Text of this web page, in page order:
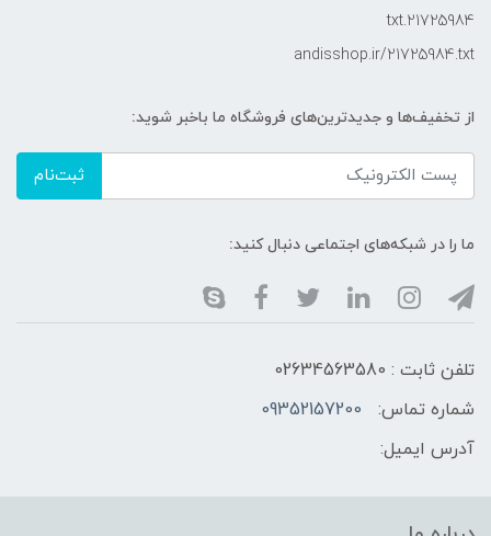
21725984.txt
andisshop.ir/21725984.txt
از تخفیف‌ها و جدیدترین‌های فروشگاه ما باخبر شوید:
ثبت‌نام
ما را در شبکه‌های اجتماعی دنبال کنید:
تلفن ثابت : 02634563580
شماره تماس:
09352157200
آدرس ایمیل: